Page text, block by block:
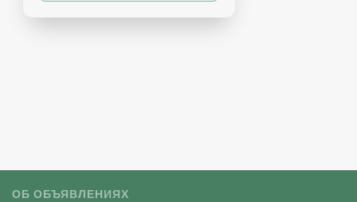
ОБ ОБЪЯВЛЕНИЯХ